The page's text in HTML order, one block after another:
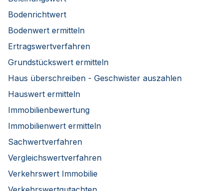
Bodenrichtwert
Bodenwert ermitteln
Ertragswertverfahren
Grundstückswert ermitteln
Haus überschreiben - Geschwister auszahlen
Hauswert ermitteln
Immobilienbewertung
Immobilienwert ermitteln
Sachwertverfahren
Vergleichswertverfahren
Verkehrswert Immobilie